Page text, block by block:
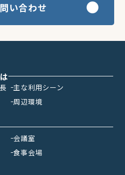
い合わせ
主な利用シーン
周辺環境
会議室
食事会場